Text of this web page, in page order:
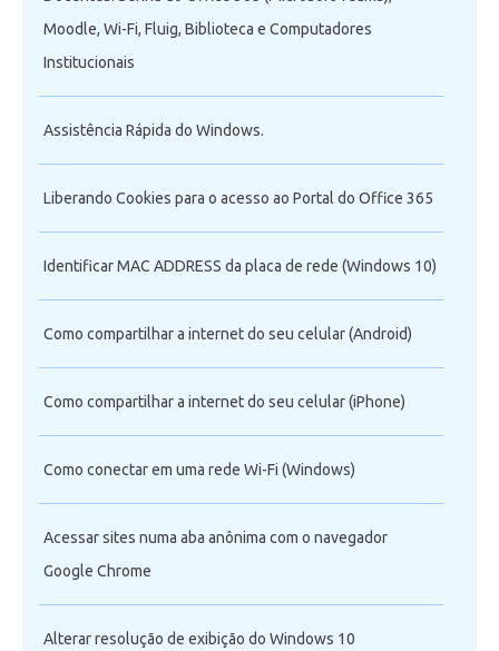
Moodle, Wi-Fi, Fluig, Biblioteca e Computadores
Institucionais
Assistência Rápida do Windows.
Liberando Cookies para o acesso ao Portal do Office 365
Identificar MAC ADDRESS da placa de rede (Windows 10)
Como compartilhar a internet do seu celular (Android)
Como compartilhar a internet do seu celular (iPhone)
Como conectar em uma rede Wi-Fi (Windows)
Acessar sites numa aba anônima com o navegador
Google Chrome
Alterar resolução de exibição do Windows 10